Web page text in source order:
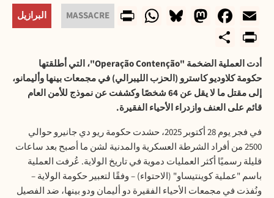
البرازيل MASSACRE Email
Facebook
Mastodon
Bluesky
WhatsApp
Print
PrintFriendly
أدت العملية الضخمة "Operação Contenção"
، التي أطلقتها
حكومة كلاوديو كاسترو (الحزب الليبرالي) في مجمعات بينها وأليمانو،
إلى مقتل ما لا يقل عن 64 شخصًا وكشفت عن نموذج للأمن العام
قائم على العنف وازدراء الأحياء الفقيرة.
في فجر يوم 28 أكتوبر 2025، حشدت حكومة ريو دي جانيرو حوالي
2500 من أفراد الشرطة العسكرية والمدنية لشن ما أصبح بعد ساعات
قليلة رسميًا أكثر العمليات دموية في تاريخ الولاية. عُرفت العملية
باسم "عملية كوينتيساو" (الاحتواء) – وفقًا لتعبير حكومة الولاية –
ونُفذت في مجمعات الأحياء الفقيرة دو أليمان ودو بينها، ضد الفصيل